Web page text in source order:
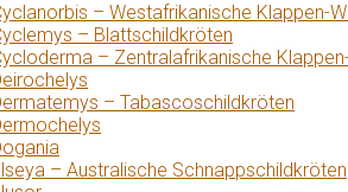
– Westafrikanische Klappen-
– Blattschildkröten
– Zentralafrikanische
– Tabascoschildkröten
– Australische Schnappschildkröten